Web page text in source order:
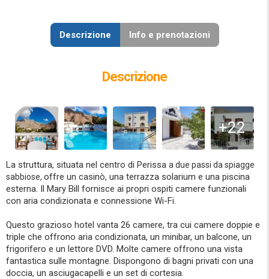
Descrizione Info e prenotazioni
Descrizione
+22
La struttura, situata nel centro di Perissa a due passi da spiagge
sabbiose, offre un casinò, una terrazza solarium e una piscina
esterna. Il Mary Bill fornisce ai propri ospiti camere funzionali
con aria condizionata e connessione Wi-Fi.
Questo grazioso hotel vanta 26 camere, tra cui camere doppie e
triple che offrono aria condizionata, un minibar, un balcone, un
frigorifero e un lettore DVD. Molte camere offrono una vista
fantastica sulle montagne. Dispongono di bagni privati con una
doccia, un asciugacapelli e un set di cortesia.